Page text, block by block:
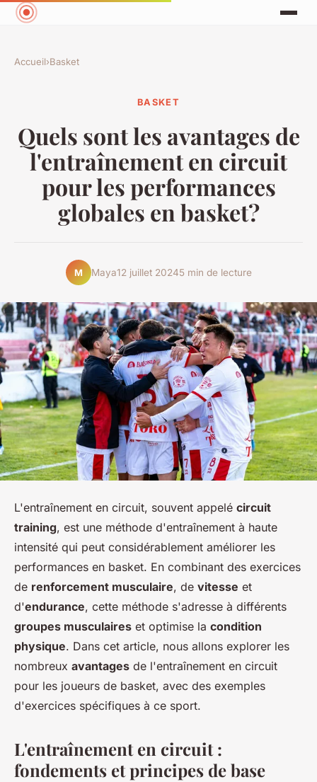
Accueil›Basket
BASKET
Quels sont les avantages de
l'entraînement en circuit
pour les performances
globales en basket?
M Maya12 juillet 20245 min de lecture
L'entraînement en circuit, souvent appelé circuit
training, est une méthode d'entraînement à haute
intensité qui peut considérablement améliorer les
performances en basket. En combinant des exercices
de renforcement musculaire, de vitesse et
d'endurance, cette méthode s'adresse à différents
groupes musculaires et optimise la condition
physique. Dans cet article, nous allons explorer les
nombreux avantages de l'entraînement en circuit
pour les joueurs de basket, avec des exemples
d'exercices spécifiques à ce sport.
L'entraînement en circuit :
fondements et principes de base